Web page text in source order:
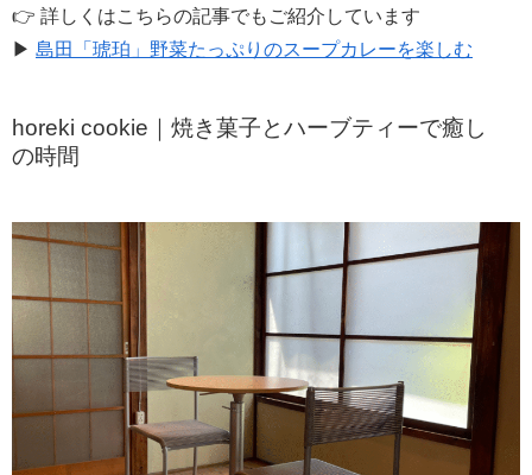
👉 詳しくはこちらの記事でもご紹介しています
▶ 島田「琥珀」野菜たっぷりのスープカレーを楽しむ
horeki cookie｜焼き菓子とハーブティーで癒し
の時間